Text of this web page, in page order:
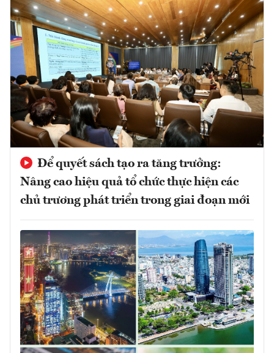
Để quyết sách tạo ra tăng trưởng:
Nâng cao hiệu quả tổ chức thực hiện các
chủ trương phát triển trong giai đoạn mới